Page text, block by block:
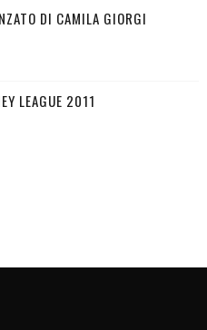
DI CAMILA GIORGI
LEAGUE 2011